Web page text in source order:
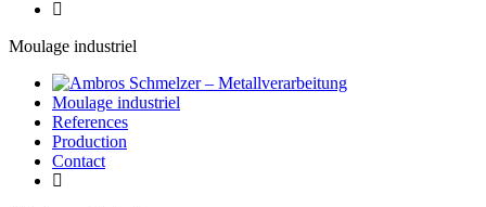
Moulage industriel
Moulage industriel
References
Production
Contact